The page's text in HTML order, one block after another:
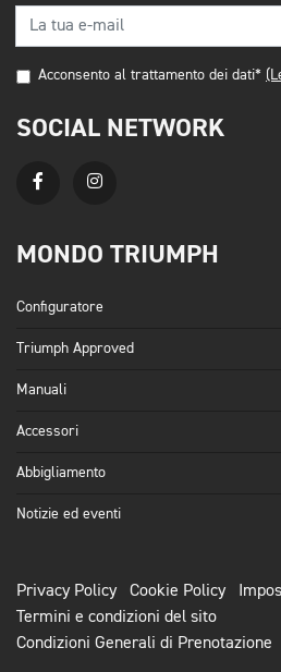
Acconsento al trattamento dei dati*
SOCIAL NETWORK
MONDO TRIUMPH
Configuratore
Triumph Approved
Manuali
Accessori
Abbigliamento
Notizie ed eventi
Privacy Policy Cookie Policy
Termini e condizioni del sito
Condizioni Generali di Prenotazione